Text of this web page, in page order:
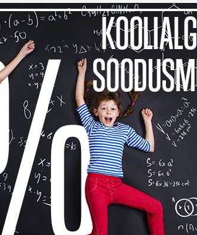
Sigma 17-40mm f/1.8 DC Art
objektiiv Fujifilmile
1 029 €
Kuumakse al.35,07 €
Lisa võrdlusesse
Laos
-10% -8%